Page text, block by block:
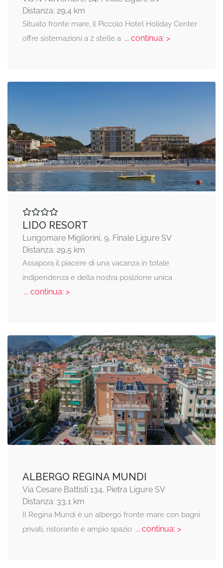
Distanza: 29,4 km
Situato fronte mare, il Piccolo Hotel Holiday Center
offre sistemazioni a 2 stelle a... continua: >
LIDO RESORT
Lungomare Migliorini, 9, Finale Ligure SV
Distanza: 29,5 km
Assapora il piacere di una vacanza in totale
indipendenza e della nostra posizione unica
... continua: >
ALBERGO REGINA MUNDI
Via Cesare Battisti 134, Pietra Ligure SV
Distanza: 33,1 km
Il Regina Mundi è un albergo fronte mare con bagni
privati, ristorante e ampio spazio... continua: >